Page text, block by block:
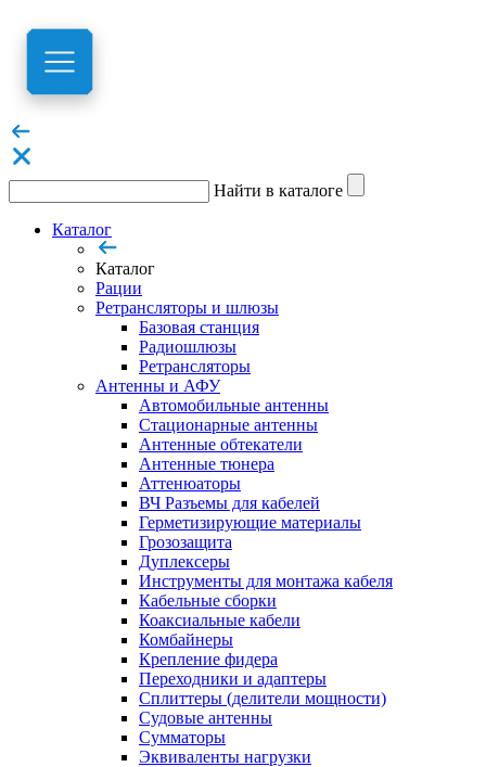
Найти в каталоге
Каталог
Каталог
Рации
Ретрансляторы и шлюзы
Базовая станция
Радиошлюзы
Ретрансляторы
Антенны и АФУ
Автомобильные антенны
Стационарные антенны
Антенные обтекатели
Антенные тюнера
Аттенюаторы
ВЧ Разъемы для кабелей
Герметизирующие материалы
Грозозащита
Дуплексеры
Инструменты для монтажа кабеля
Кабельные сборки
Коаксиальные кабели
Комбайнеры
Крепление фидера
Переходники и адаптеры
Сплиттеры (делители мощности)
Судовые антенны
Сумматоры
Эквиваленты нагрузки